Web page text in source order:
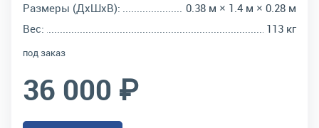
Размеры (ДхШхВ):
0.38 м × 1.4 м × 0.28 м
Вес:
113 кг
под заказ
36 000 ₽